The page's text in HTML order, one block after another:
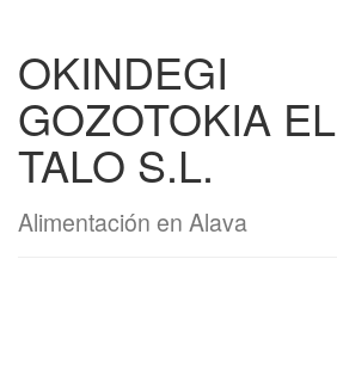
OKINDEGI
GOZOTOKIA EL
TALO S.L.
Alimentación en Alava